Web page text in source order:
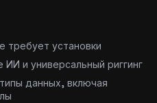
требует установки
ИИ и универсальный риггинг
данных, включая